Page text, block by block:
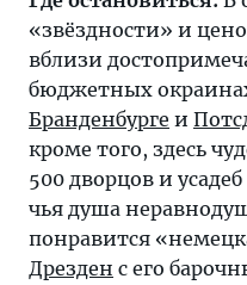
«звёздности» и
вблизи
бюджетных
Бранденбурге и
кроме того, здесь
500 дворцов и
чья душа
понравится
Дрезден с его